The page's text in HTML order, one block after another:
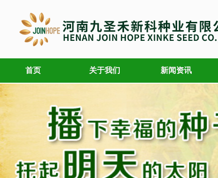
首页 关于我们 新闻资讯